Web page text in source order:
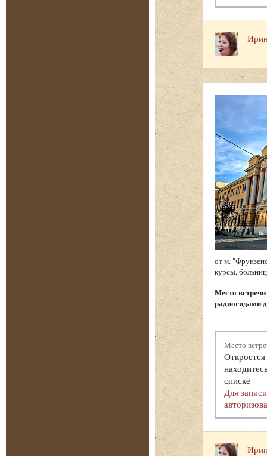
от м.
курсы,
Место
радиогидами
Место
списке
Для